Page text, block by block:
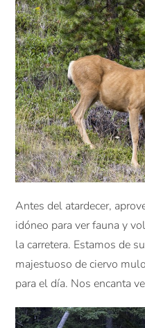
Antes del atardecer,
idóneo para ver fauna y
la carretera. Estamos de
majestuoso de ciervo
para el día. Nos encanta